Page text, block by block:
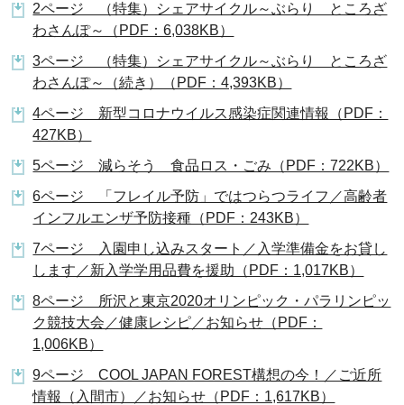
2ページ （特集）シェアサイクル～ぶらり ところざ
わさんぽ～（PDF：6,038KB）
3ページ （特集）シェアサイクル～ぶらり ところざ
わさんぽ～（続き）（PDF：4,393KB）
4ページ 新型コロナウイルス感染症関連情報（PDF：
427KB）
5ページ 減らそう 食品ロス・ごみ（PDF：722KB）
6ページ 「フレイル予防」ではつらつライフ／高齢者
インフルエンザ予防接種（PDF：243KB）
7ページ 入園申し込みスタート／入学準備金をお貸し
します／新入学学用品費を援助（PDF：1,017KB）
8ページ 所沢と東京2020オリンピック・パラリンピッ
ク競技大会／健康レシピ／お知らせ（PDF：
1,006KB）
9ページ COOL JAPAN FOREST構想の今！／ご近所
情報（入間市）／お知らせ（PDF：1,617KB）